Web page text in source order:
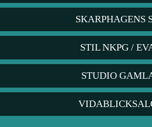
SKARPHAGENS
STIL NKPG /
STUDIO